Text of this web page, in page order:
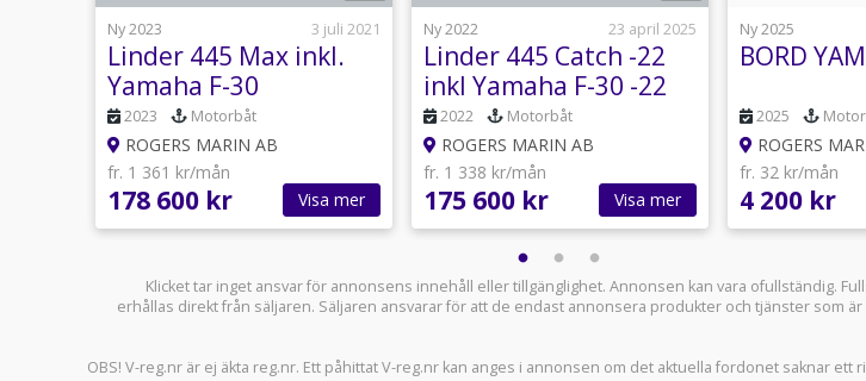
Ny 2023
3 juli 2021
Linder 445 Max inkl.
Yamaha F-30
2023 Motorbåt
ROGERS MARIN AB
fr. 1 361 kr/mån
178 600 kr Visa mer
Ny 2022
23 april 2025
Linder 445 Catch -22
inkl Yamaha F-30 -22
2022 Motorbåt
ROGERS MARIN AB
fr. 1 338 kr/mån
175 600 kr Visa mer
Ny 2025
BORD
2025
ROGERS
fr. 32 kr/mån
4 200 kr
Klicket tar inget ansvar för annonsens innehåll eller tillgänglighet. Annonsen kan vara ofullständig.
erhållas direkt från säljaren. Säljaren ansvarar för att de endast annonsera produkter och tjänster som
OBS! V-reg.nr är ej äkta reg.nr. Ett påhittat V-reg.nr kan anges i annonsen om det aktuella fordonet saknar ett